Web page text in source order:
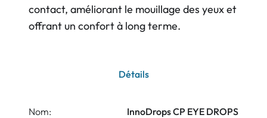
contact, améliorant le mouillage des yeux et
offrant un confort à long terme.
Détails
Nom:
InnoDrops CP EYE DROPS